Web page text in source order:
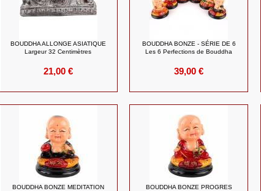
BOUDDHA ALLONGE ASIATIQUE
Largeur 32 Centimètres
21,00 €
BOUDDHA BONZE - SÉRIE DE 6
Les 6 Perfections de Bouddha
39,00 €
BOUDDHA BONZE MEDITATION
BOUDDHA BONZE PROGRES